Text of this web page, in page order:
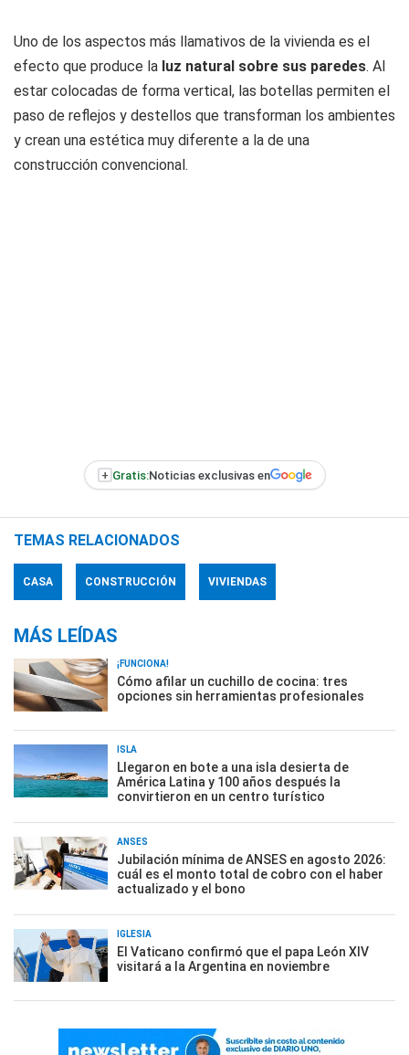
Uno de los aspectos más llamativos de la vivienda es el
efecto que produce la luz natural sobre sus paredes. Al
estar colocadas de forma vertical, las botellas permiten el
paso de reflejos y destellos que transforman los ambientes
y crean una estética muy diferente a la de una
construcción convencional.
+ Gratis:Noticias exclusivas en
TEMAS RELACIONADOS
CASA CONSTRUCCIÓN VIVIENDAS
MÁS LEÍDAS
¡FUNCIONA!
Cómo afilar un cuchillo de cocina: tres
opciones sin herramientas profesionales
ISLA
Llegaron en bote a una isla desierta de
América Latina y 100 años después la
convirtieron en un centro turístico
ANSES
Jubilación mínima de ANSES en agosto 2026:
cuál es el monto total de cobro con el haber
actualizado y el bono
IGLESIA
El Vaticano confirmó que el papa León XIV
visitará a la Argentina en noviembre